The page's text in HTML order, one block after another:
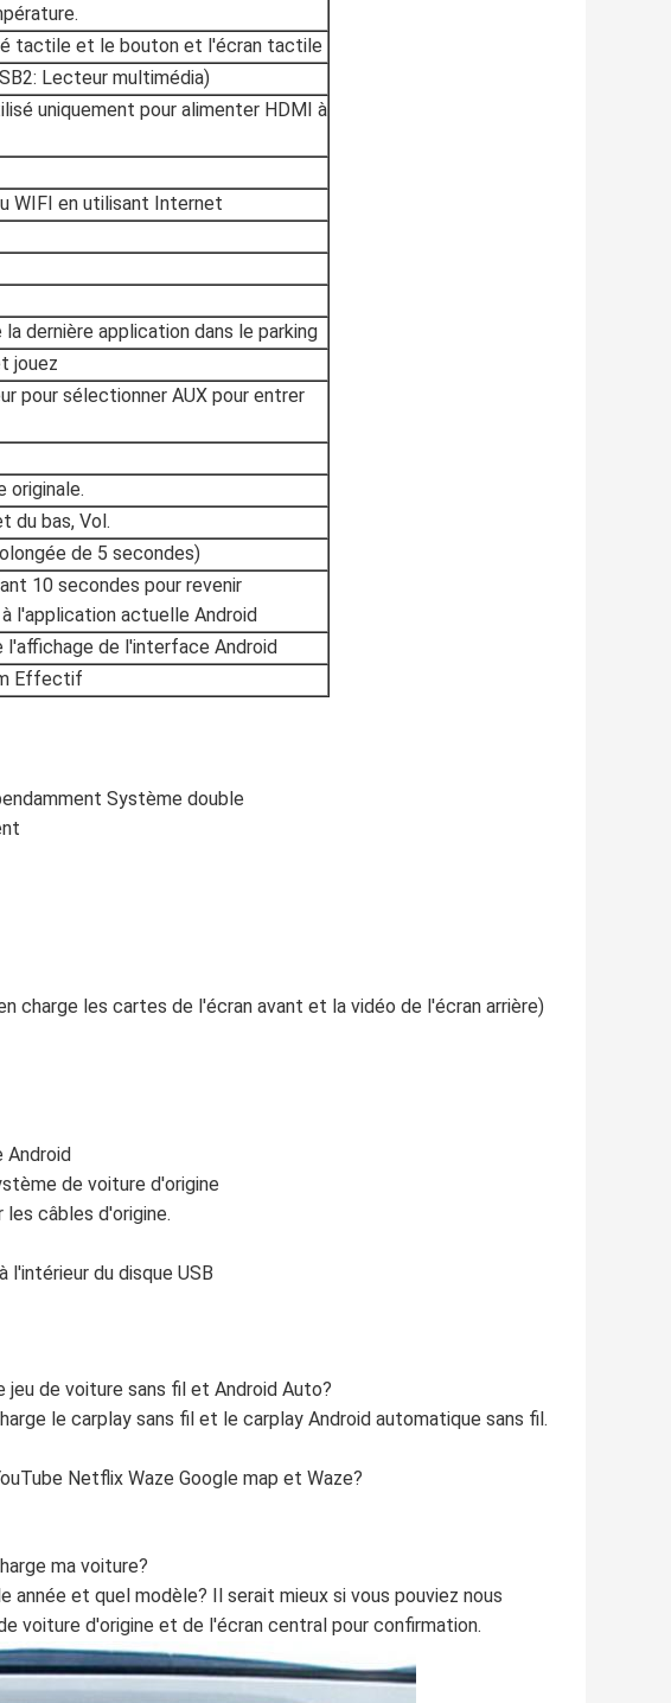
tactile et le bouton et l'écran tactile
Lecteur multimédia)
uniquement pour alimenter HDMI à
WIFI en utilisant Internet
dernière application dans le parking
jouez
pour sélectionner AUX pour entrer
originale.
du bas, Vol.
de 5 secondes)
10 secondes pour revenir
l'application actuelle Android
l'affichage de l'interface Android
Effectif
Système double
charge les cartes de l'écran avant et la vidéo de l'écran arrière)
Android
de voiture d'origine
les câbles d'origine.
du disque USB
de voiture sans fil et Android Auto?
le carplay sans fil et le carplay Android automatique sans fil.
Netflix Waze Google map et Waze?
ma voiture?
et quel modèle? Il serait mieux si vous pouviez nous
voiture d'origine et de l'écran central pour confirmation.